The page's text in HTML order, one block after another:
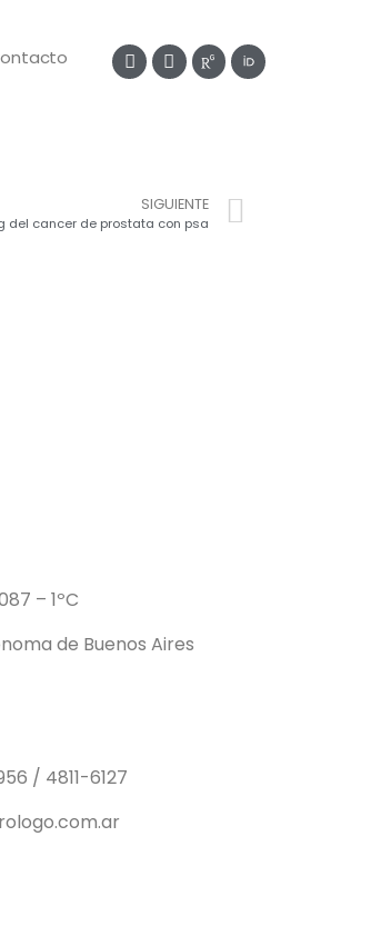
SIGUIENTE
del cancer de prostata con psa
– 1ºC
de Buenos Aires
/ 4811-6127